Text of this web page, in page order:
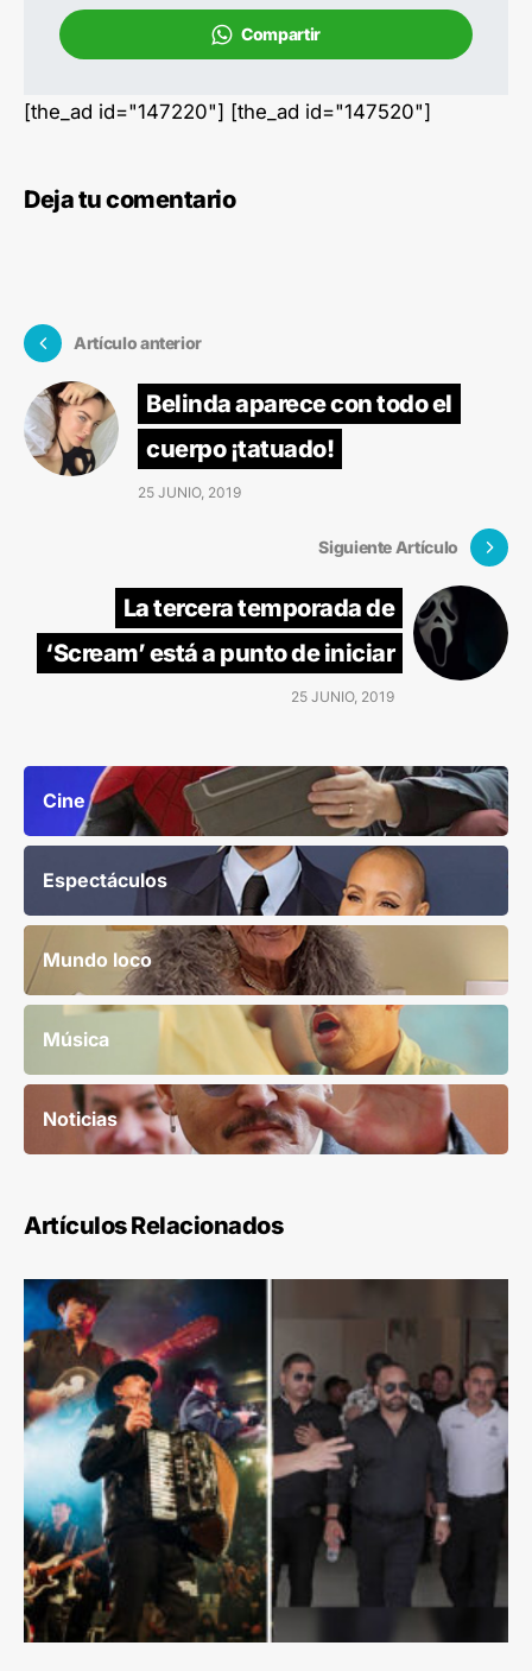
Compartir
[the_ad id="147220"] [the_ad id="147520"]
Deja tu comentario
Artículo anterior
Belinda aparece con todo el
cuerpo ¡tatuado!
25 JUNIO, 2019
Siguiente Artículo
La tercera temporada de
‘Scream’ está a punto de iniciar
25 JUNIO, 2019
Cine
Espectáculos
Mundo loco
Música
Noticias
Artículos Relacionados